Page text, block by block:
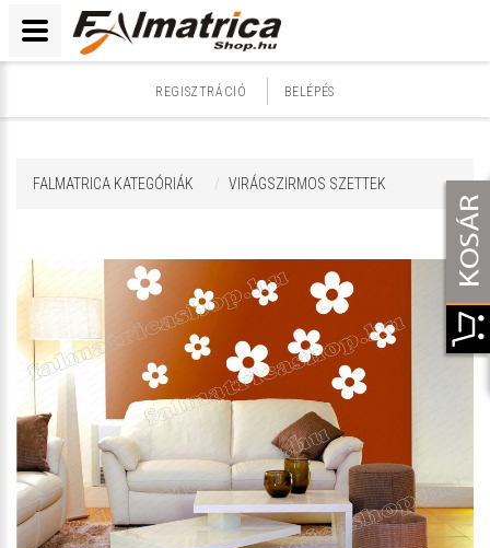
REGISZTRÁCIÓ BELÉPÉS
FALMATRICA KATEGÓRIÁK VIRÁGSZIRMOS SZETTEK